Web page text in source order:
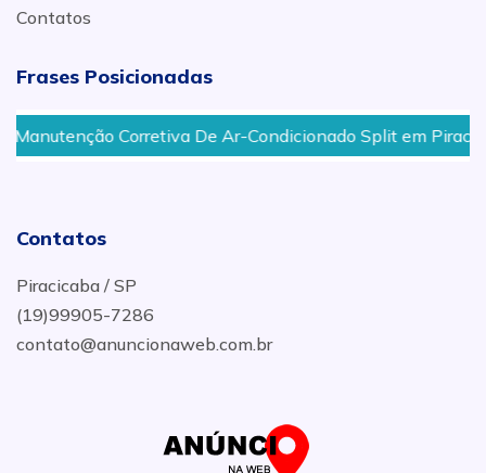
Contatos
Frases Posicionadas
Corretiva De Ar-Condicionado Split em
Contatos
Piracicaba / SP
(19)99905-7286
contato@anuncionaweb.com.br